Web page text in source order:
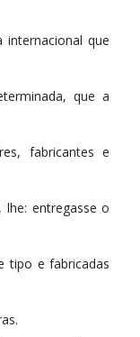
internacional que
que a
fabricantes e
entregasse o
tipo e fabricadas